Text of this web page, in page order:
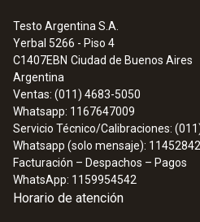
Testo Argentina S.A.
Yerbal 5266 - Piso 4
C1407EBN Ciudad de Buenos Aires
Argentina
Ventas: (011) 4683-5050
Whatsapp: 1167647009
Servicio Técnico/Calibraciones:
Whatsapp (solo mensaje):
Facturación – Despachos – Pagos
WhatsApp: 1159954542
Horario de atención